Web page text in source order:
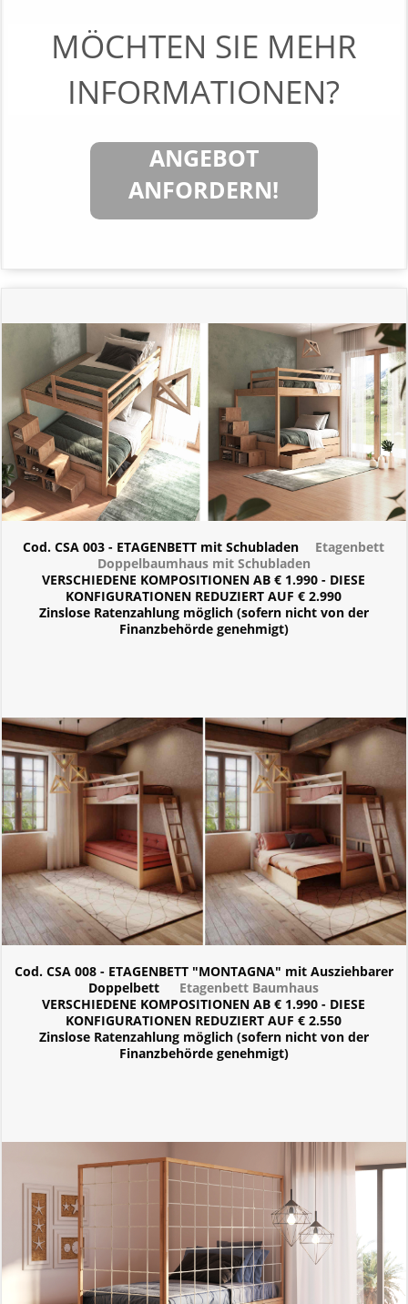
MÖCHTEN SIE MEHR
INFORMATIONEN?
ANGEBOT
ANFORDERN!
Cod. CSA 003 - ETAGENBETT mit Schubladen Etagenbett
Doppelbaumhaus mit Schubladen
VERSCHIEDENE KOMPOSITIONEN AB € 1.990 - DIESE
KONFIGURATIONEN REDUZIERT AUF € 2.990
Zinslose Ratenzahlung möglich (sofern nicht von der
Finanzbehörde genehmigt)
Cod. CSA 008 - ETAGENBETT "MONTAGNA" mit Ausziehbarer
Doppelbett
Etagenbett Baumhaus
VERSCHIEDENE KOMPOSITIONEN AB € 1.990 - DIESE
KONFIGURATIONEN REDUZIERT AUF € 2.550
Zinslose Ratenzahlung möglich (sofern nicht von der
Finanzbehörde genehmigt)